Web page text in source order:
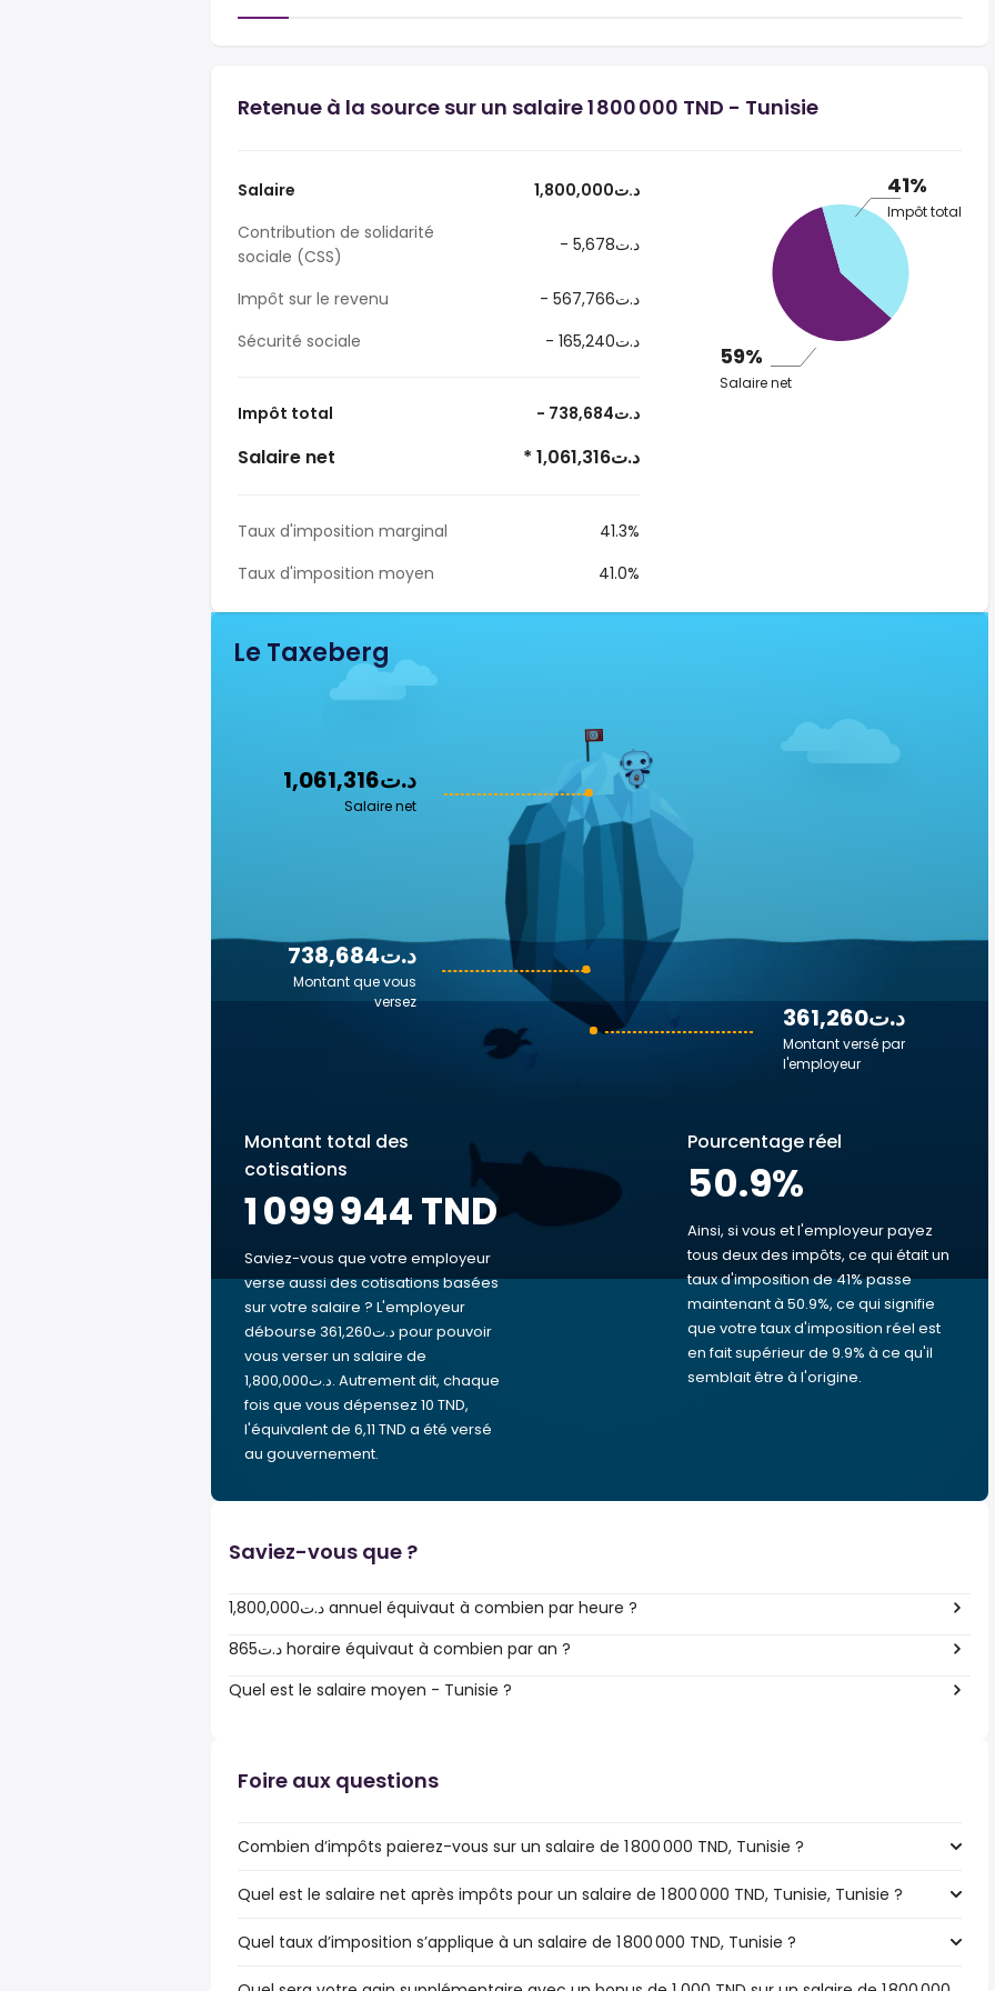
Retenue à la source sur un salaire 1 800 000 TND - Tunisie
Salaire
1,800,000د.ت
Contribution de solidarité
sociale (CSS)
- 5,678د.ت
Impôt sur le revenu
- 567,766د.ت
Sécurité sociale
- 165,240د.ت
Impôt total - 738,684د.ت
Salaire net * 1,061,316د.ت
Taux d'imposition marginal
41.3%
Taux d'imposition moyen
41.0%
41%
Impôt total
59%
Salaire net
Le Taxeberg
1,061,316د.ت
Salaire net
361,260د.ت
Montant versé par
l'employeur
738,684د.ت
Montant que vous
versez
Montant total des
cotisations
1 099 944 TND
Saviez-vous que votre employeur
verse aussi des cotisations basées
sur votre salaire ? L'employeur
débourse 361,260د.ت pour pouvoir
vous verser un salaire de
1,800,000د.ت. Autrement dit, chaque
fois que vous dépensez 10 TND,
l'équivalent de 6,11 TND a été versé
au gouvernement.
Pourcentage réel
50.9%
Ainsi, si vous et l'employeur payez
tous deux des impôts, ce qui était un
taux d'imposition de 41% passe
maintenant à 50.9%, ce qui signifie
que votre taux d'imposition réel est
en fait supérieur de 9.9% à ce qu'il
semblait être à l'origine.
Saviez-vous que ?
1,800,000د.ت annuel équivaut à combien par heure ?
865د.ت horaire équivaut à combien par an ?
Quel est le salaire moyen - Tunisie ?
Foire aux questions
Combien d’impôts paierez-vous sur un salaire de 1 800 000 TND, Tunisie ?
Quel est le salaire net après impôts pour un salaire de 1 800 000 TND, Tunisie, Tunisie ?
Quel taux d’imposition s’applique à un salaire de 1 800 000 TND, Tunisie ?